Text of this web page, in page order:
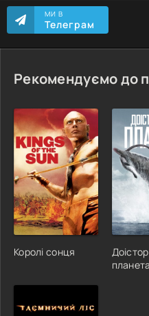
МИ В
Телеграм
Рекомендуємо до
Королі сонця
планета